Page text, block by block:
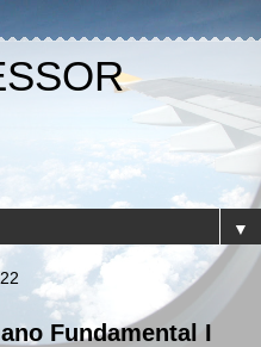
▼
Fundamental I